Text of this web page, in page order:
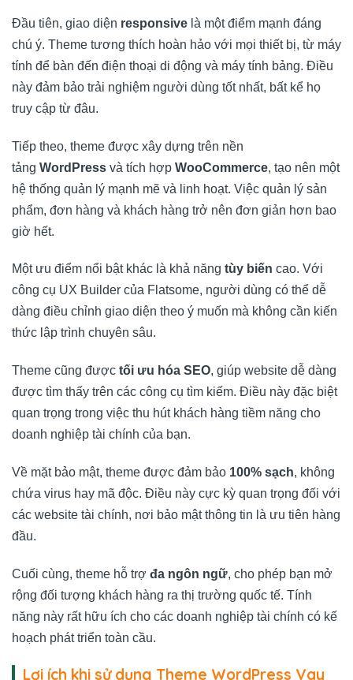
Đầu tiên, giao diện responsive là một điểm mạnh đáng
chú ý. Theme tương thích hoàn hảo với mọi thiết bị, từ máy
tính để bàn đến điện thoại di động và máy tính bảng. Điều
này đảm bảo trải nghiệm người dùng tốt nhất, bất kể họ
truy cập từ đâu.
Tiếp theo, theme được xây dựng trên nền
tảng WordPress và tích hợp WooCommerce, tạo nên một
hệ thống quản lý mạnh mẽ và linh hoạt. Việc quản lý sản
phẩm, đơn hàng và khách hàng trở nên đơn giản hơn bao
giờ hết.
Một ưu điểm nổi bật khác là khả năng tùy biến cao. Với
công cụ UX Builder của Flatsome, người dùng có thể dễ
dàng điều chỉnh giao diện theo ý muốn mà không cần kiến
thức lập trình chuyên sâu.
Theme cũng được tối ưu hóa SEO, giúp website dễ dàng
được tìm thấy trên các công cụ tìm kiếm. Điều này đặc biệt
quan trọng trong việc thu hút khách hàng tiềm năng cho
doanh nghiệp tài chính của bạn.
Về mặt bảo mật, theme được đảm bảo 100% sạch, không
chứa virus hay mã độc. Điều này cực kỳ quan trọng đối với
các website tài chính, nơi bảo mật thông tin là ưu tiên hàng
đầu.
Cuối cùng, theme hỗ trợ đa ngôn ngữ, cho phép bạn mở
rộng đối tượng khách hàng ra thị trường quốc tế. Tính
năng này rất hữu ích cho các doanh nghiệp tài chính có kế
hoạch phát triển toàn cầu.
Lợi ích khi sử dụng Theme WordPress Vay